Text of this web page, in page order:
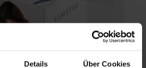
Details Über Cookies